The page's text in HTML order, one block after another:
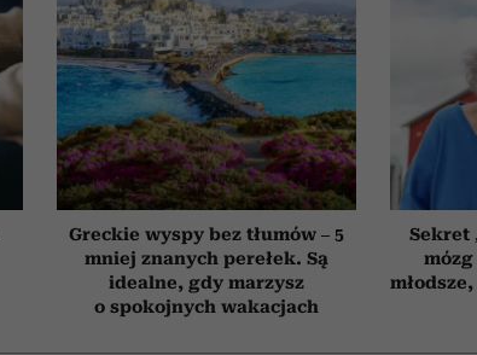
Greckie wyspy bez tłumów – 5
mniej znanych perełek. Są
idealne, gdy marzysz
o spokojnych wakacjach
Sekret